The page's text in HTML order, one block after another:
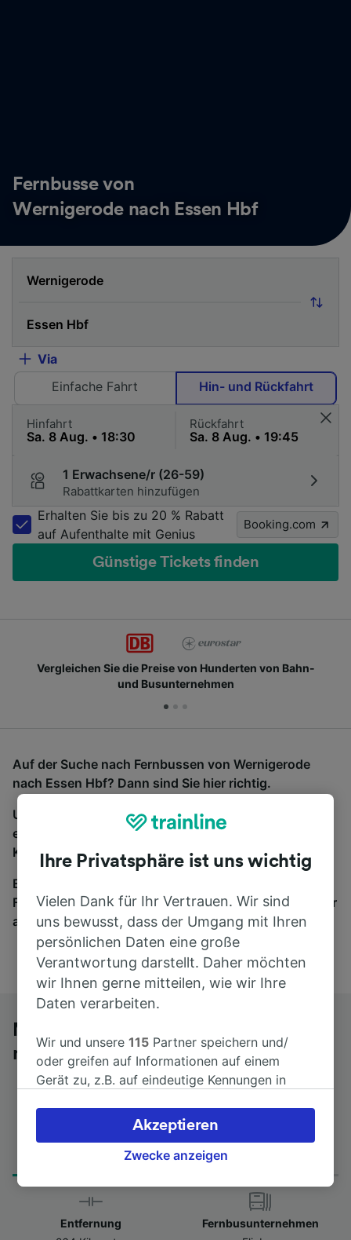
Fernbusse von
Wernigerode nach Essen Hbf
Via
Einfache Fahrt
Hin- und Rückfahrt
Hinfahrt Rückfahrt
1 Erwachsene/r (26-59)
Rabattkarten hinzufügen
Erhalten Sie bis zu 20 % Rabatt
auf Aufenthalte mit Genius
Booking.com
Günstige Tickets finden
Vergleichen Sie die Preise von Hunderten von Bahn-
und Busunternehmen
Auf der Suche nach Fernbussen von Wernigerode
nach Essen Hbf? Dann sind Sie hier richtig.
Um Bustickets zu finden, starten Sie einfach oben
eine Suche und wir vergleichen Fahrtzeiten und
Kosten für Bahn- und Busreisen miteinander.
Egal, wohin die Reise geht – starten Sie mit uns.
Finden Sie hier Fahrkarten für Verbindungen von mehr
als 170 Bahn- und Busunternehmen.
Mit dem Fernbus von Wernigerode
nach Essen Hbf
from 6Std 40min
Erster und letzter Bus
13:45 - 13:45
Entfernung
Fernbusunternehmen
Ihre Privatsphäre ist uns wichtig
Vielen Dank für Ihr Vertrauen. Wir sind
uns bewusst, dass der Umgang mit Ihren
persönlichen Daten eine große
Verantwortung darstellt. Daher möchten
wir Ihnen gerne mitteilen, wie wir Ihre
Daten verarbeiten.
Wir und unsere115 Partner speichern und/
oder greifen auf Informationen auf einem
Gerät zu, z.B. auf eindeutige Kennungen in
verarbeiten. Sie können Ihre Präferenzen
akzeptieren oder verwalten, einschließlich
Ihres Widerspruchsrechts bei berechtigtem
besuchen Sie jederzeit die Seite der
Datenschutzrichtlinie. Diese Präferenzen
werden unseren Partnern signalisiert und
Zwecke anzeigen
Akzeptieren